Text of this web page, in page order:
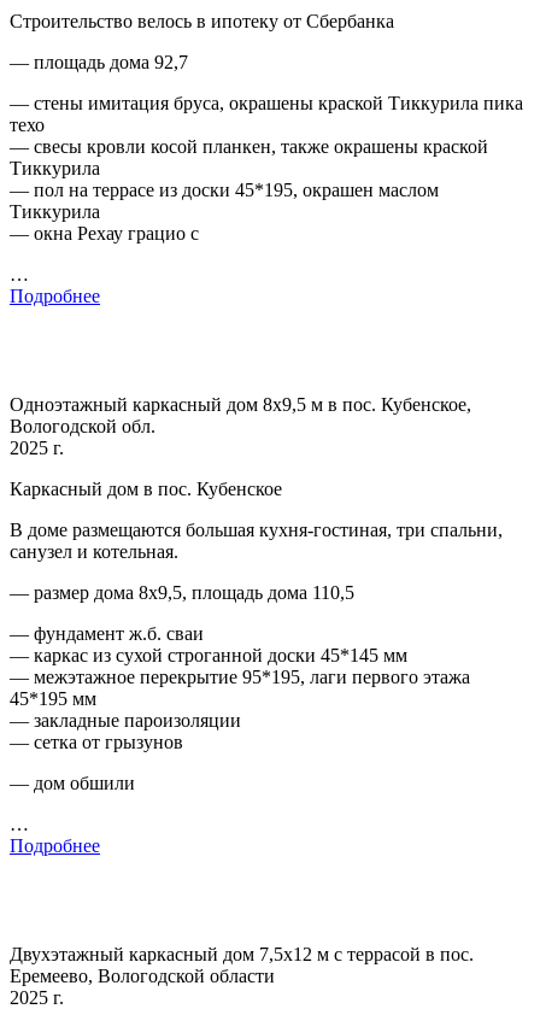
Строительство велось в ипотеку от Сбербанка
— площадь дома 92,7
— стены имитация бруса, окрашены краской Тиккурила пика
техо
— свесы кровли косой планкен, также окрашены краской
Тиккурила
— пол на террасе из доски 45*195, окрашен маслом
Тиккурила
— окна Рехау грацио с
…
Подробнее
Одноэтажный каркасный дом 8х9,5 м в пос. Кубенское,
Вологодской обл.
2025 г.
Каркасный дом в пос. Кубенское
В доме размещаются большая кухня-гостиная, три спальни,
санузел и котельная.
— размер дома 8х9,5, площадь дома 110,5
— фундамент ж.б. сваи
— каркас из сухой строганной доски 45*145 мм
— межэтажное перекрытие 95*195, лаги первого этажа
45*195 мм
— закладные пароизоляции
— сетка от грызунов
— дом обшили
…
Подробнее
Двухэтажный каркасный дом 7,5х12 м с террасой в пос.
Еремеево, Вологодской области
2025 г.